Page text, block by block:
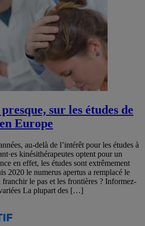
sur les études de
Europe
au-delà de l’intérêt pour les études à
kinésithérapeutes optent pour un
en effet, les études sont extrêmement
2020 le numerus apertus a remplacé le
franchir le pas et les frontières ? Informez-
La plupart des […]